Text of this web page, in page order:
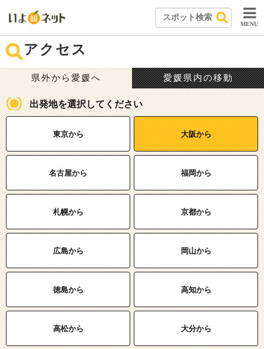
MENU
アクセス
県外から愛媛へ 愛媛県内の移動
出発地を選択してください
東京から 大阪から
名古屋から 福岡から
札幌から 京都から
広島から 岡山から
徳島から 高知から
高松から 大分から